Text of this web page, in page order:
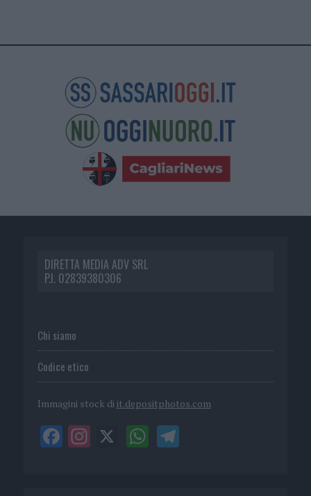
DIRETTA MEDIA ADV SRL
P.I. 02839380306
Chi siamo
Codice etico
Immagini stock di it.depositphotos.com